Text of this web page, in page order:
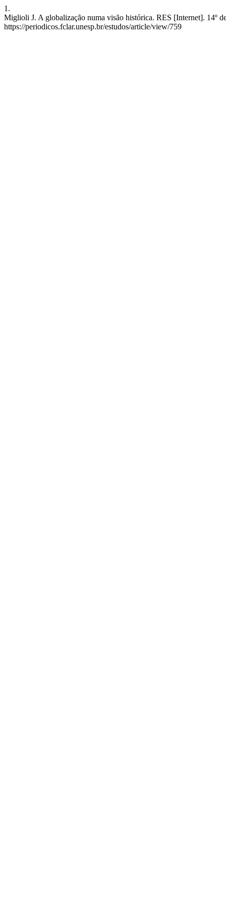
1.
Miglioli J. A globalização numa visão histórica. RES [Internet]. 14º
https://periodicos.fclar.unesp.br/estudos/article/view/759